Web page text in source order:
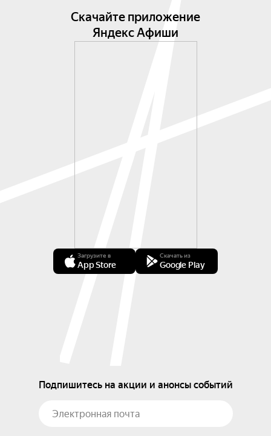
Скачайте приложение
Яндекс Афиши
Загрузите в
App Store
Скачать из
Google Play
Подпишитесь на акции и анонсы событий